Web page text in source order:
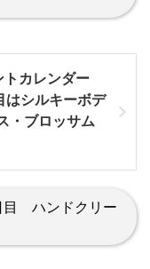
トカレンダー
シルキーボデ
・ブロッサム
目 ハンドクリー